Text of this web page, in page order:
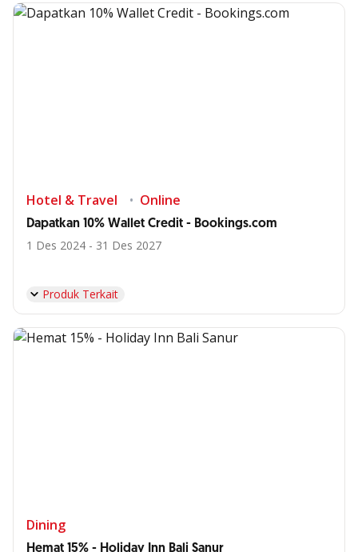
Hotel & Travel Online
Dapatkan 10% Wallet Credit - Bookings.com
1 Des 2024 - 31 Des 2027
Produk Terkait
Dining
Hemat 15% - Holiday Inn Bali Sanur